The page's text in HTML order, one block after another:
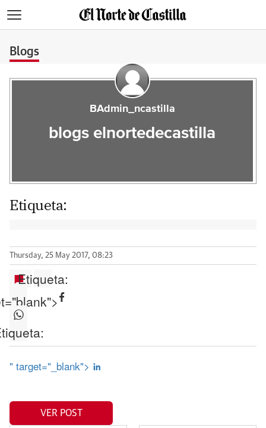
Blogs
BAdmin_ncastilla
blogs elnortedecastilla
Etiqueta:
Thursday, 25 May 2017, 08:23
Etiqueta:
" target="_blank">
VER POST